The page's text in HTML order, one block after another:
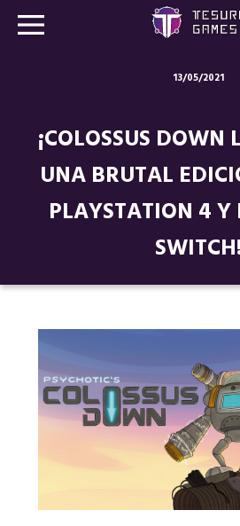
13/05/2021
¡COLOSSUS DOWN
UNA BRUTAL
PLAYSTATION 4
Store
Blog
Sobre
Idiomas: